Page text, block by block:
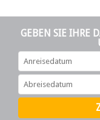
GEBEN SIE IHRE